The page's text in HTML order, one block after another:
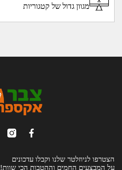
מגוון גדול של קטגוריות
הצטרפו לניוזלטר שלנו וקבלו עדכונים
על המבצעים החמים וההטבות הכי שוות!